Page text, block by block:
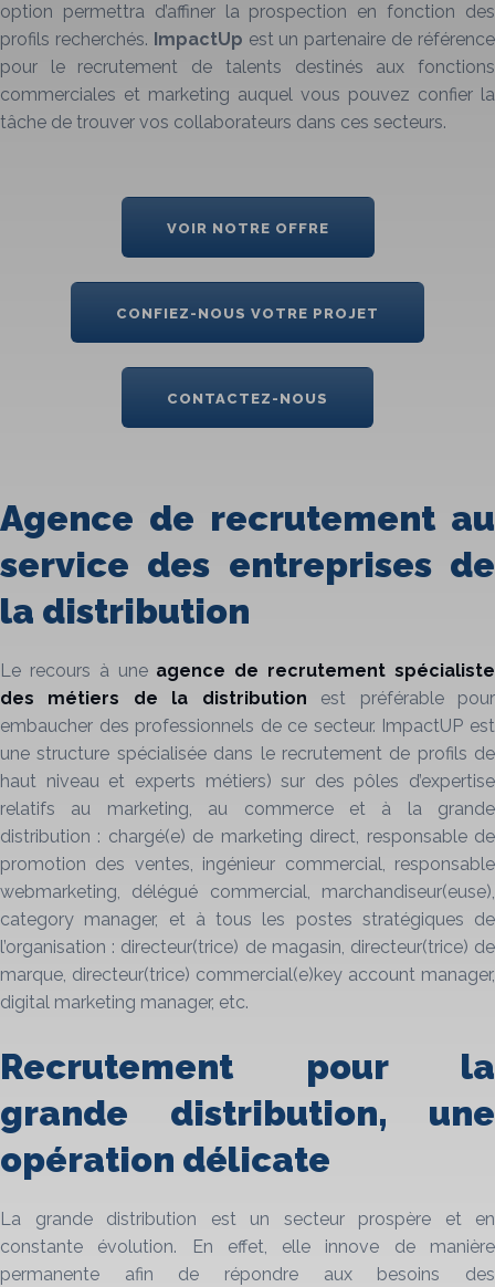
option permettra d’affiner la prospection en fonction des
profils recherchés. ImpactUp est un partenaire de référence
pour le recrutement de talents destinés aux fonctions
commerciales et marketing auquel vous pouvez confier la
tâche de trouver vos collaborateurs dans ces secteurs.
VOIR NOTRE OFFRE
CONFIEZ-NOUS VOTRE PROJET
CONTACTEZ-NOUS
Agence de recrutement au
service des entreprises de
la distribution
Le recours à une agence de recrutement spécialiste
des métiers de la
distribution est préférable pour
embaucher des professionnels de ce secteur. ImpactUP est
une structure spécialisée dans le recrutement de profils de
haut niveau et experts métiers) sur des pôles d’expertise
relatifs au marketing, au commerce et à la grande
distribution : chargé(e) de marketing direct, responsable de
promotion des ventes, ingénieur commercial, responsable
webmarketing, délégué commercial, marchandiseur(euse),
category manager, et à tous les postes stratégiques de
l’organisation : directeur(trice) de magasin, directeur(trice) de
marque, directeur(trice) commercial(e)key account manager,
digital marketing manager, etc.
Recrutement pour la
grande distribution, une
opération délicate
La grande distribution est un secteur prospère et en
constante évolution. En effet, elle innove de manière
permanente afin de répondre aux besoins des